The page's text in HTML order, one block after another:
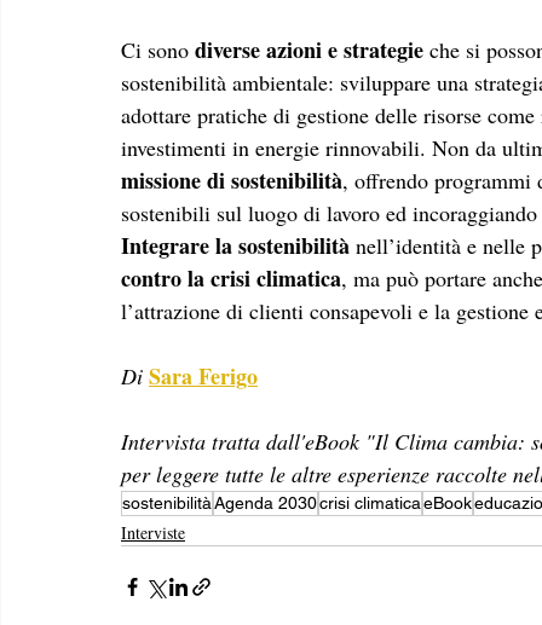
Ci sono diverse azioni e strategie che si
sostenibilità ambientale: sviluppare una
adottare pratiche di gestione delle risorse
investimenti in energie rinnovabili. Non da
missione di sostenibilità, offrendo
sostenibili sul luogo di lavoro ed
Integrare la sostenibilità nell’identità e nelle
contro la crisi climatica, ma può portare
l’attrazione di clienti consapevoli e la gestione
Di Sara Ferigo
Intervista tratta dall'eBook "Il Clima cambia:
per leggere tutte le altre esperienze raccolte
sostenibilitàAgenda 2030crisi climaticaeBook
Interviste